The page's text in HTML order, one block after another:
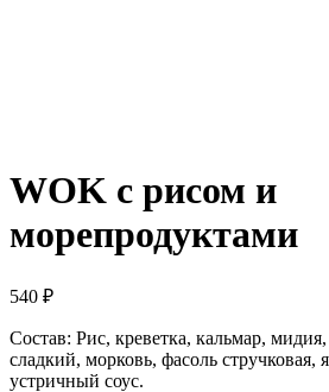
WOK с рисом и
морепродуктами
540 ₽
Состав: Рис, креветка, кальмар,
сладкий, морковь, фасоль стручковая,
устричный соус.